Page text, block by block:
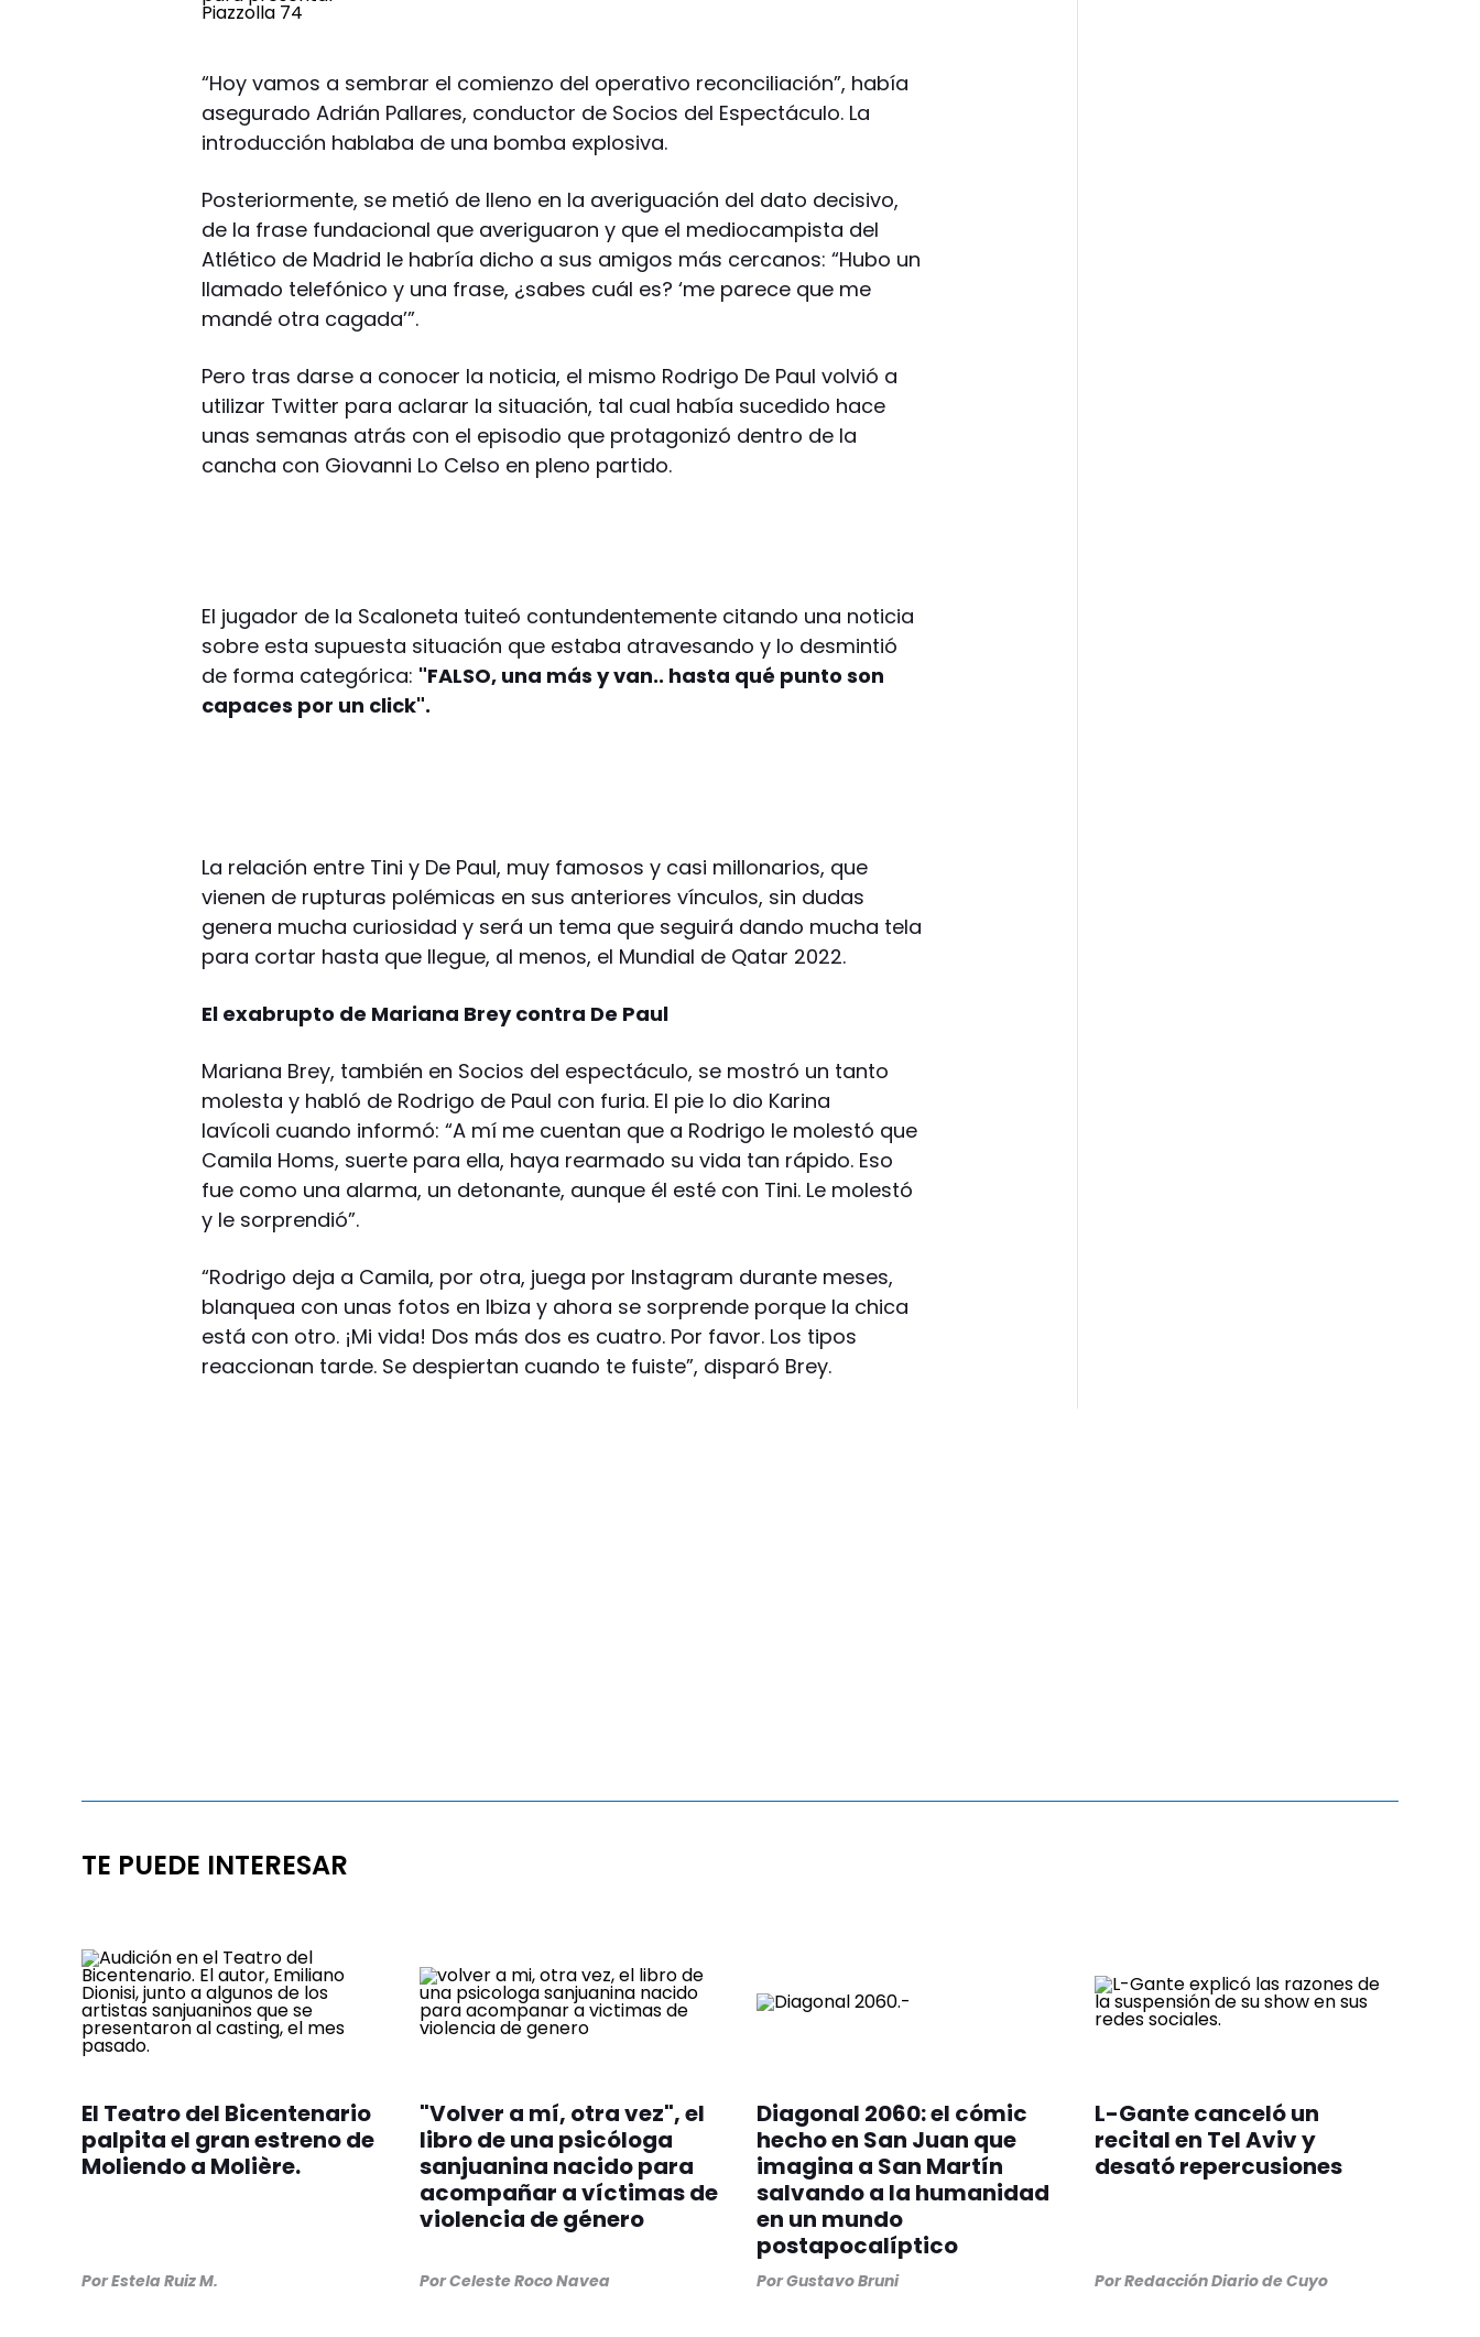
“Hoy vamos a sembrar el comienzo del operativo reconciliación”, había
asegurado Adrián Pallares, conductor de Socios del Espectáculo. La
introducción hablaba de una bomba explosiva.
Posteriormente, se metió de lleno en la averiguación del dato decisivo,
de la frase fundacional que averiguaron y que el mediocampista del
Atlético de Madrid le habría dicho a sus amigos más cercanos: “Hubo un
llamado telefónico y una frase, ¿sabes cuál es? ‘me parece que me
mandé otra cagada’”.
Pero tras darse a conocer la noticia, el mismo Rodrigo De Paul volvió a
utilizar Twitter para aclarar la situación, tal cual había sucedido hace
unas semanas atrás con el episodio que protagonizó dentro de la
cancha con Giovanni Lo Celso en pleno partido.
El jugador de la Scaloneta tuiteó contundentemente citando una noticia
sobre esta supuesta situación que estaba atravesando y lo desmintió
de forma categórica: "FALSO, una más y van.. hasta qué punto son
capaces por un click".
La relación entre Tini y De Paul, muy famosos y casi millonarios, que
vienen de rupturas polémicas en sus anteriores vínculos, sin dudas
genera mucha curiosidad y será un tema que seguirá dando mucha tela
para cortar hasta que llegue, al menos, el Mundial de Qatar 2022.
El exabrupto de Mariana Brey contra De Paul
Mariana Brey, también en Socios del espectáculo, se mostró un tanto
molesta y habló de Rodrigo de Paul con furia. El pie lo dio Karina
Iavícoli cuando informó: “A mí me cuentan que a Rodrigo le molestó que
Camila Homs, suerte para ella, haya rearmado su vida tan rápido. Eso
fue como una alarma, un detonante, aunque él esté con Tini. Le molestó
y le sorprendió”.
“Rodrigo deja a Camila, por otra, juega por Instagram durante meses,
blanquea con unas fotos en Ibiza y ahora se sorprende porque la chica
está con otro. ¡Mi vida! Dos más dos es cuatro. Por favor. Los tipos
reaccionan tarde. Se despiertan cuando te fuiste”, disparó Brey.
TE PUEDE INTERESAR
El Teatro del Bicentenario
palpita el gran estreno de
Moliendo a Molière.
PorEstela Ruiz M.
"Volver a mí, otra vez", el
libro de una psicóloga
sanjuanina nacido para
acompañar a víctimas de
violencia de género
PorCeleste Roco Navea
Diagonal 2060: el cómic
hecho en San Juan que
imagina a San Martín
salvando a la humanidad
en un mundo
postapocalíptico
PorGustavo Bruni
L-Gante canceló un
recital en Tel Aviv y
desató repercusiones
PorRedacción Diario de Cuyo